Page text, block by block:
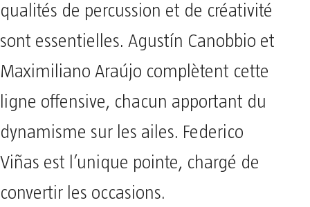
qualités de percussion et de créativité
sont essentielles. Agustín Canobbio et
Maximiliano Araújo complètent cette
ligne offensive, chacun apportant du
dynamisme sur les ailes. Federico
Viñas est l’unique pointe, chargé de
convertir les occasions.